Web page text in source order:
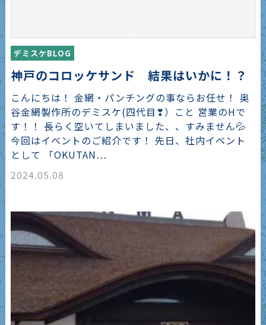
デミスケBLOG
神戸のコロッケサンド 結果はいかに！？
こんにちは！ 金網・パンチングの事ならお任せ！ 奥
谷金網製作所のデミスケ(四代目❣）こと 営業のHで
す！！ 長らく空いてしまいました、、すみません💦
今回はイベントのご紹介です！ 先日、社内イベント
として 「OKUTAN…
2024.05.08